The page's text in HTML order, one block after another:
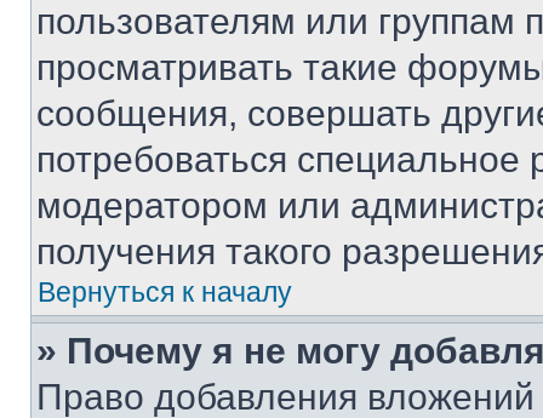
пользователям или группам
просматривать такие
сообщения, совершать
потребоваться
модератором или
получения такого
Вернуться к началу
» Почему я не могу
Право добавления